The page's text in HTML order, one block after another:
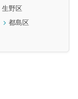
生野区
都島区